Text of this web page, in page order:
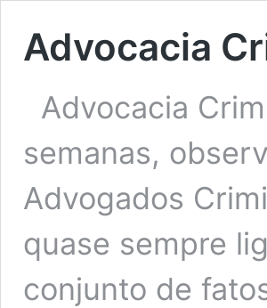
Advocacia
Advocacia
semanas,
Advogados
quase sempre
conjunto de